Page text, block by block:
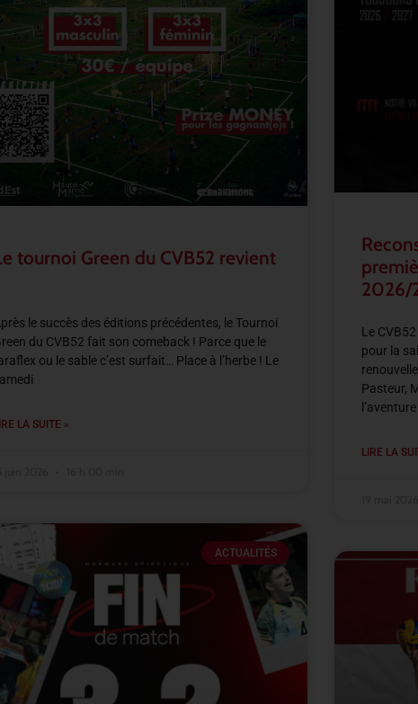
tournoi Green du CVB52 revient
le succès des éditions précédentes, le Tournoi
du CVB52 fait son comeback ! Parce que le
ou le sable c’est surfait… Place à l’herbe ! Le
LA SUITE »
2026/
Le
pour la
Pasteur,
LIRE LA
ACTUALITÉS